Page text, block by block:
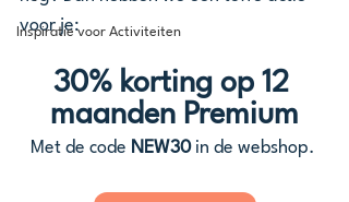
Inspiratie voor Activiteiten
voor je:
30% korting op 12
maanden Premium
Met de code NEW30 in de webshop.